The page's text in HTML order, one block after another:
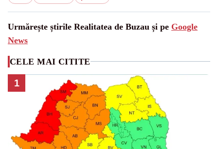
Urmărește știrile Realitatea de Buzau și pe Google
News
CELE MAI CITITE
1